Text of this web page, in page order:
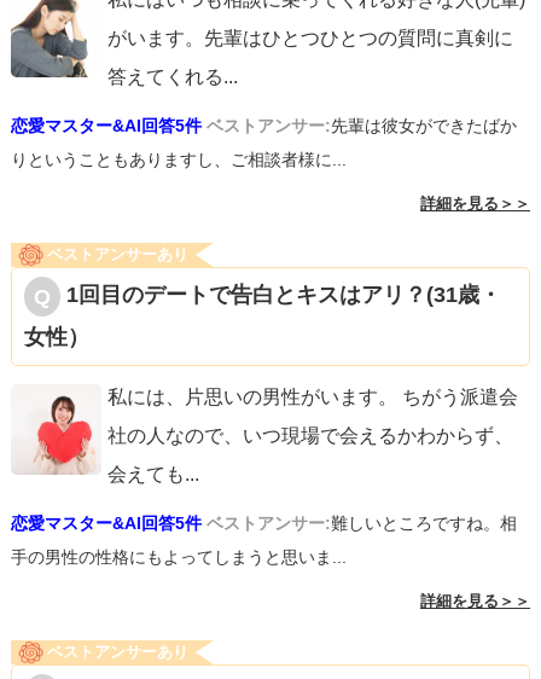
がいます。先輩はひとつひとつの質問に真剣に
答えてくれる...
恋愛マスター&AI回答5件 ベストアンサー:先輩は彼女ができたばか
りということもありますし、ご相談者様に...
詳細を見る＞＞
ベストアンサーあり
1回目のデートで告白とキスはアリ？(31歳・
女性）
私には、片思いの男性がいます。 ちがう派遣会
社の人なので、いつ現場で会えるかわからず、
会えても...
恋愛マスター&AI回答5件 ベストアンサー:難しいところですね。相
手の男性の性格にもよってしまうと思いま...
詳細を見る＞＞
ベストアンサーあり